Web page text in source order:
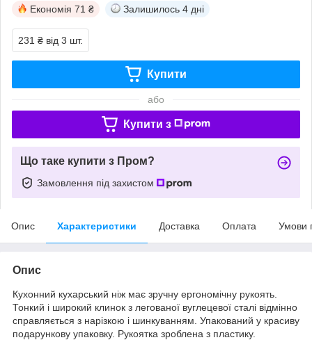
Економія 71 ₴ Залишилось 4 дні
231 ₴ від 3 шт.
Купити
або
Купити з
Що таке купити з Пром?
Замовлення під захистом
Опис Характеристики Доставка Оплата Умови
Опис
Кухонний кухарський ніж має зручну ергономічну рукоять.
Тонкий і широкий клинок з легованої вуглецевої сталі відмінно
справляється з нарізкою і шинкуванням. Упакований у красиву
подарункову упаковку. Рукоятка зроблена з пластику.